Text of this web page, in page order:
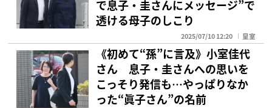
で息子・圭さんにメッセージ”で
透ける母子のしこり
2025/07/10 12:20 皇室
《初めて“孫”に言及》小室佳代
さん 息子・圭さんへの思いを
こっそり発信も…やっぱりなか
った“眞子さん”の名前